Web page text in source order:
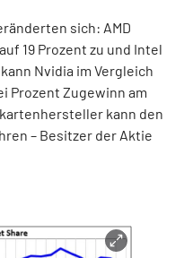
sich: AMD
19 Prozent zu und Intel
Nvidia im Vergleich
Prozent Zugewinn am
kann den
– Besitzer der Aktie